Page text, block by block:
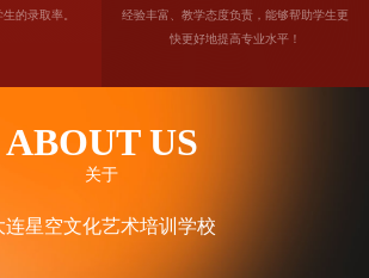
的录取率。
经验丰富、教学态度负责，能够帮助学生更
快更好地提高专业水平！
ABOUT US
关于
连星空文化艺术培训学校